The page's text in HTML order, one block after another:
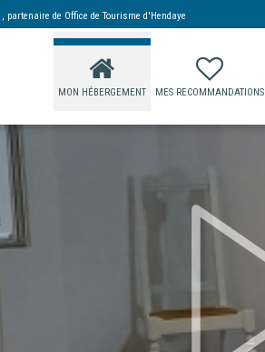
, partenaire de Office de Tourisme d'Hendaye
MON HÉBERGEMENT MES RECOMMANDATIONS